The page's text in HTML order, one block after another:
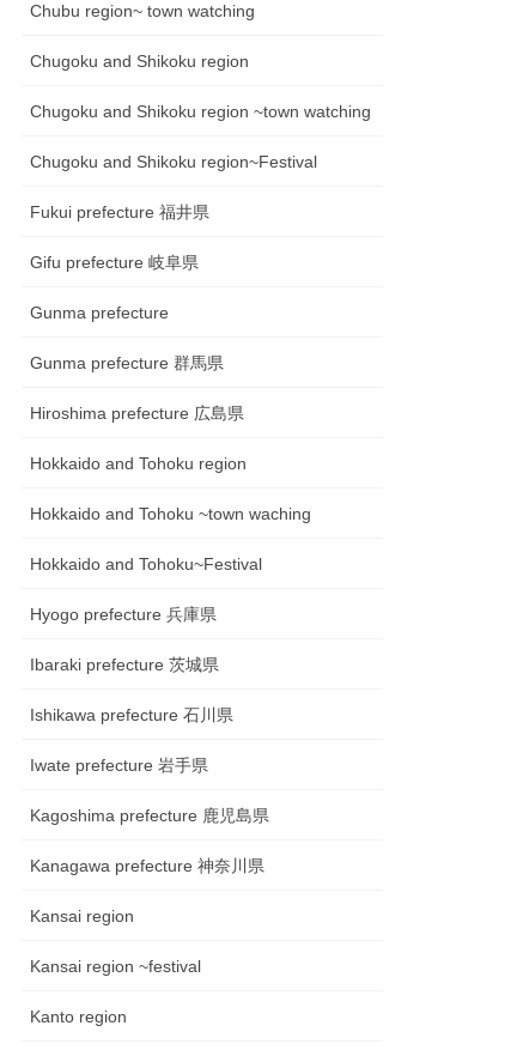
Chubu region~ town watching
Chugoku and Shikoku region
Chugoku and Shikoku region ~town watching
Chugoku and Shikoku region~Festival
Fukui prefecture 福井県
Gifu prefecture 岐阜県
Gunma prefecture
Gunma prefecture 群馬県
Hiroshima prefecture 広島県
Hokkaido and Tohoku region
Hokkaido and Tohoku ~town waching
Hokkaido and Tohoku~Festival
Hyogo prefecture 兵庫県
Ibaraki prefecture 茨城県
Ishikawa prefecture 石川県
Iwate prefecture 岩手県
Kagoshima prefecture 鹿児島県
Kanagawa prefecture 神奈川県
Kansai region
Kansai region ~festival
Kanto region